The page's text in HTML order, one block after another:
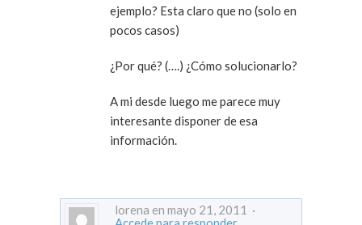
ejemplo? Esta claro que no (solo en
pocos casos)
¿Por qué? (….) ¿Cómo solucionarlo?
A mi desde luego me parece muy
interesante disponer de esa
información.
lorena en mayo 21, 2011 ·